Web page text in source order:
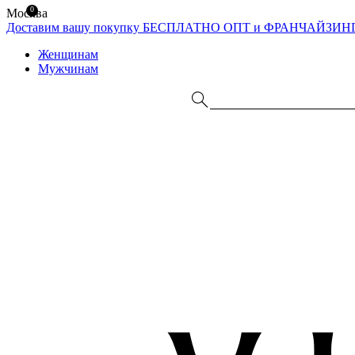
Москва
Доставим вашу покупку БЕСПЛАТНО ОПТ и
Женщинам
Мужчинам
0